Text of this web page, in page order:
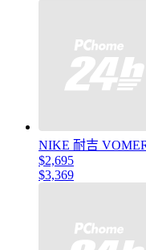
NIKE 耐吉
$2,695
$3,369